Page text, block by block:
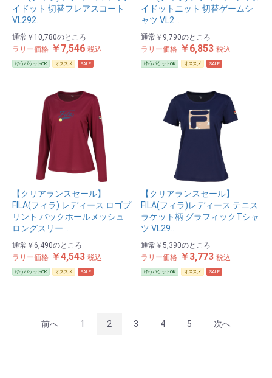
イドット 切替フレアスコート
VL292…
通常 ￥10,780のところ
ラリー価格 ￥7,546 税込
ゆうパケットOK オススメ SALE
イドットニット 切替ゲームシ
ャツ VL2…
通常 ￥9,790のところ
ラリー価格 ￥6,853 税込
ゆうパケットOK オススメ SALE
【クリアランスセール】
FILA(フィラ) レディース ロゴプ
リント バックホールメッシュ
ロングスリー…
通常 ￥6,490のところ
ラリー価格 ￥4,543 税込
ゆうパケットOK オススメ SALE
【クリアランスセール】
FILA(フィラ)レディース テニス
ラケット柄 グラフィックTシャ
ツ VL29…
通常 ￥5,390のところ
ラリー価格 ￥3,773 税込
ゆうパケットOK オススメ SALE
前へ 1 2 3 4 5 次へ